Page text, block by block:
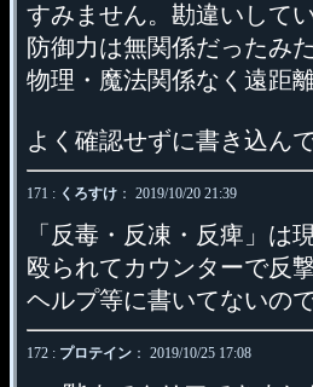
すみません。勘違いして
防御力は無関係だったみ
物理・魔法関係なく遠距
よく確認せずに書き込ん
171 : くろすけ ： 2019/10/20 21:39
「反毒・反凍・反痺」は
殴られてカウンターで反
ヘルプ等に書いてないの
172 : プロテイン ： 2019/10/25 17:08